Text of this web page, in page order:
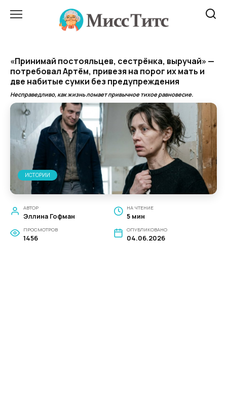
«Принимай постояльцев, сестрёнка, выручай» —
потребовал Артём, привезя на порог их мать и
две набитые сумки без предупреждения
Несправедливо, как жизнь ломает привычное тихое равновесие.
ИСТОРИИ
АВТОР
Эллина Гофман
НА ЧТЕНИЕ
5 мин
ПРОСМОТРОВ
1456
ОПУБЛИКОВАНО
04.06.2026